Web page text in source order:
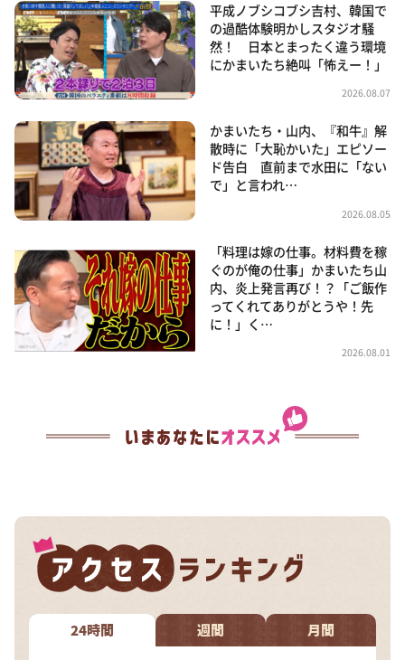
平成ノブシコブシ吉村、韓国で
の過酷体験明かしスタジオ騒
然！ 日本とまったく違う環境
にかまいたち絶叫「怖えー！」
2026.08.07
かまいたち・山内、『和牛』解
散時に「大恥かいた」エピソー
ド告白 直前まで水田に「ない
で」と言われ…
2026.08.05
「料理は嫁の仕事。材料費を稼
ぐのが俺の仕事」かまいたち山
内、炎上発言再び！？「ご飯作
ってくれてありがとうや！先
に！」く…
2026.08.01
24時間 週間 月間